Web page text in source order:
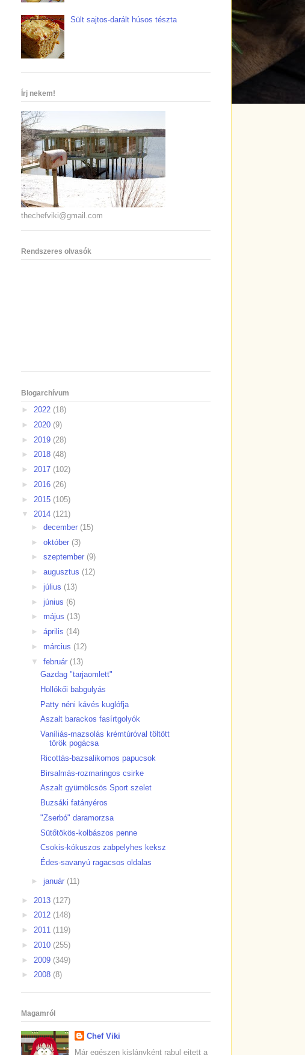
Sült sajtos-darált húsos tészta
Írj nekem!
thechefviki@gmail.com
Rendszeres olvasók
Blogarchívum
► 2022 (18)
► 2020 (9)
► 2019 (28)
► 2018 (48)
► 2017 (102)
► 2016 (26)
► 2015 (105)
▼ 2014 (121)
► december (15)
► október (3)
► szeptember (9)
► augusztus (12)
► július (13)
► június (6)
► május (13)
► április (14)
► március (12)
▼ február (13)
Gazdag "tarjaomlett"
Hollókői babgulyás
Patty néni kávés kuglófja
Aszalt barackos fasírtgolyók
Vaníliás-mazsolás krémtúróval töltött
török pogácsa
Ricottás-bazsalikomos papucsok
Birsalmás-rozmaringos csirke
Aszalt gyümölcsös Sport szelet
Buzsáki fatányéros
"Zserbó" daramorzsa
Sütőtökös-kolbászos penne
Csokis-kókuszos zabpelyhes keksz
Édes-savanyú ragacsos oldalas
► január (11)
► 2013 (127)
► 2012 (148)
► 2011 (119)
► 2010 (255)
► 2009 (349)
► 2008 (8)
Magamról
Chef Viki
Már egészen kislányként rabul ejtett a